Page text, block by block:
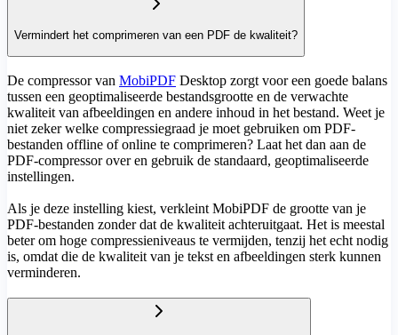
Vermindert het comprimeren van een PDF de kwaliteit?
De compressor van MobiPDF Desktop zorgt voor een goede balans
tussen een geoptimaliseerde bestandsgrootte en de verwachte
kwaliteit van afbeeldingen en andere inhoud in het bestand. Weet je
niet zeker welke compressiegraad je moet gebruiken om PDF-
bestanden offline of online te comprimeren? Laat het dan aan de
PDF-compressor over en gebruik de standaard, geoptimaliseerde
instellingen.
Als je deze instelling kiest, verkleint MobiPDF de grootte van je
PDF-bestanden zonder dat de kwaliteit achteruitgaat. Het is meestal
beter om hoge compressieniveaus te vermijden, tenzij het echt nodig
is, omdat die de kwaliteit van je tekst en afbeeldingen sterk kunnen
verminderen.